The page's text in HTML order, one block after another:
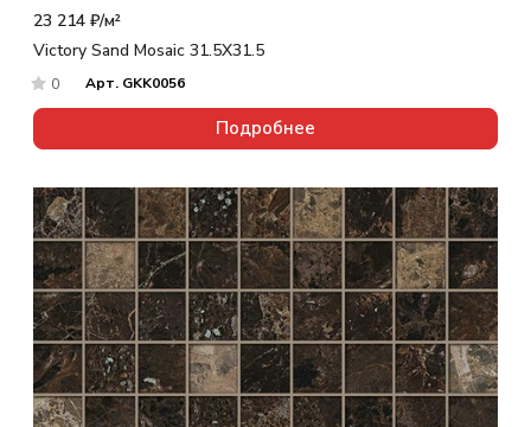
23 214 ₽/м²
Victory Sand Mosaic 31.5X31.5
0 Арт. GKK0056
Подробнее